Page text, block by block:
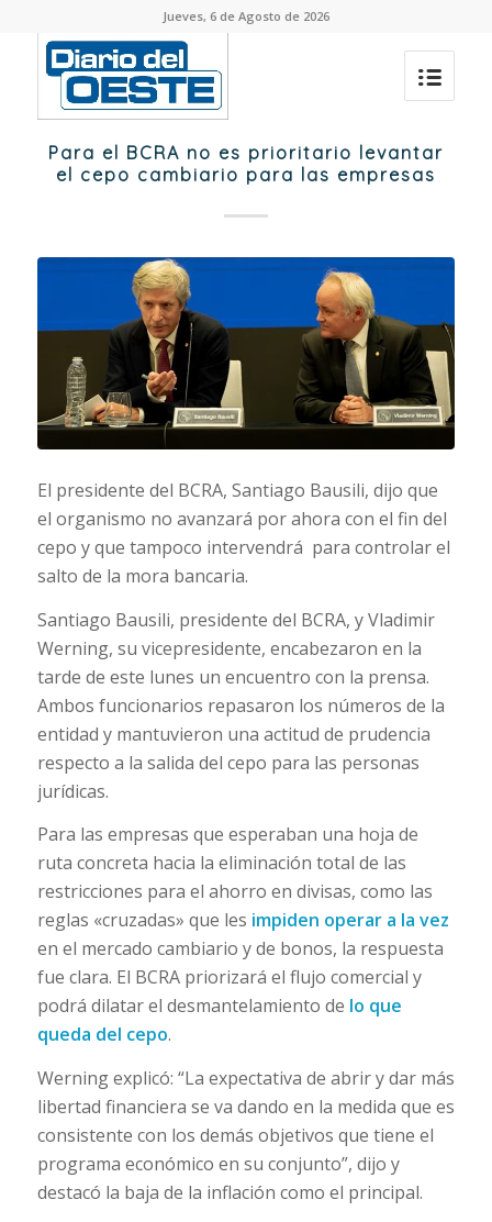
Jueves, 6 de Agosto de 2026
Para el BCRA no es prioritario levantar
el cepo cambiario para las empresas
El presidente del BCRA, Santiago Bausili, dijo que
el organismo no avanzará por ahora con el fin del
cepo y que tampoco intervendrá para controlar el
salto de la mora bancaria.
Santiago Bausili, presidente del BCRA, y Vladimir
Werning, su vicepresidente, encabezaron en la
tarde de este lunes un encuentro con la prensa.
Ambos funcionarios repasaron los números de la
entidad y mantuvieron una actitud de prudencia
respecto a la salida del cepo para las personas
jurídicas.
Para las empresas que esperaban una hoja de
ruta concreta hacia la eliminación total de las
restricciones para el ahorro en divisas, como las
reglas «cruzadas» que les impiden operar a la vez
en el mercado cambiario y de bonos, la respuesta
fue clara. El BCRA priorizará el flujo comercial y
podrá dilatar el desmantelamiento de lo que
queda del cepo.
Werning explicó: “La expectativa de abrir y dar más
libertad financiera se va dando en la medida que es
consistente con los demás objetivos que tiene el
programa económico en su conjunto”, dijo y
destacó la baja de la inflación como el principal.